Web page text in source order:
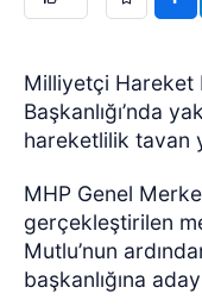
Milliyetçi Hareket
Başkanlığı’nda
hareketlilik tavan
MHP Genel
gerçekleştirilen
Mutlu’nun
başkanlığına